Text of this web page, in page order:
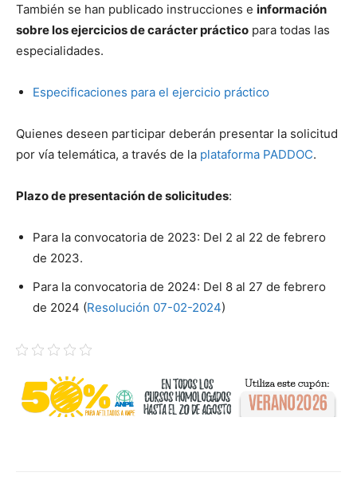
También se han publicado instrucciones e información
sobre los ejercicios de carácter práctico para todas las
especialidades.
Especificaciones para el ejercicio práctico
Quienes deseen participar deberán presentar la solicitud
por vía telemática, a través de la plataforma PADDOC.
Plazo de presentación de solicitudes:
Para la convocatoria de 2023: Del 2 al 22 de febrero
de 2023.
Para la convocatoria de 2024: Del 8 al 27 de febrero
de 2024 (Resolución 07-02-2024)